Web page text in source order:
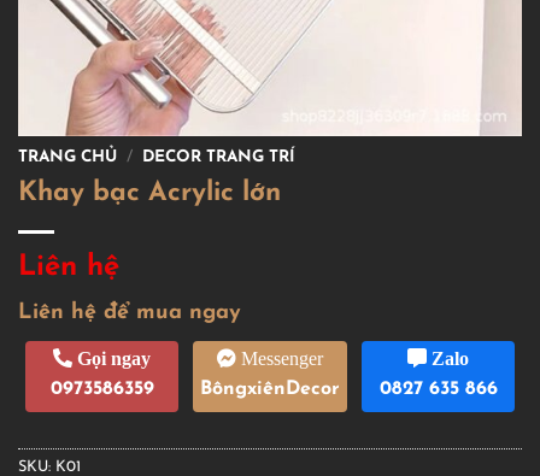
TRANG CHỦ / DECOR TRANG TRÍ
Khay bạc Acrylic lớn
Liên hệ
Liên hệ để mua ngay
Gọi ngay
0973586359
Messenger
BôngxiênDecor
Zalo
0827 635 866
SKU: K01